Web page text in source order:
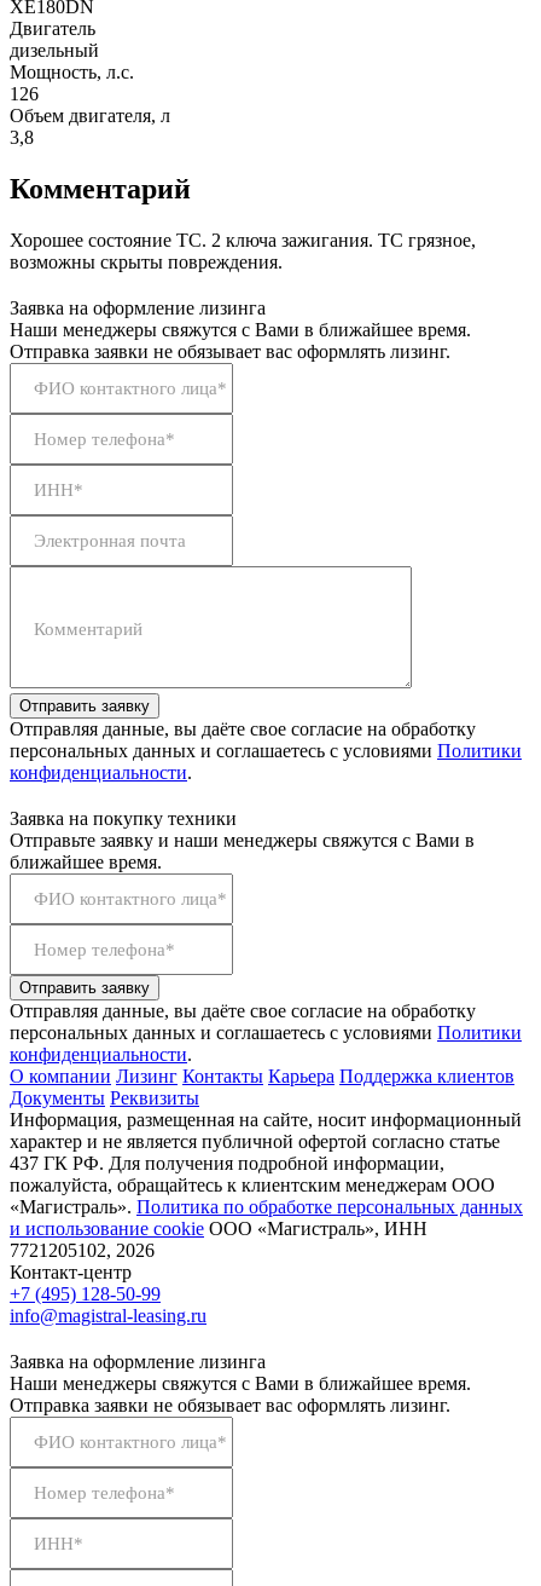
XE180DN
Двигатель
дизельный
Мощность, л.с.
126
Объем двигателя, л
3,8
Комментарий
Хорошее состояние ТС. 2 ключа зажигания. ТС грязное,
возможны скрыты повреждения.
Заявка на оформление лизинга
Наши менеджеры свяжутся с Вами в ближайшее время.
Отправка заявки не обязывает вас оформлять лизинг.
ФИО контактного лица*
Номер телефона*
ИНН*
Электронная почта
Комментарий
Отправить заявку
Отправляя данные, вы даёте свое согласие на обработку
персональных данных и соглашаетесь с условиями Политики
конфиденциальности.
Заявка на покупку техники
Отправьте заявку и наши менеджеры свяжутся с Вами в
ближайшее время.
ФИО контактного лица*
Номер телефона*
Отправить заявку
Отправляя данные, вы даёте свое согласие на обработку
персональных данных и соглашаетесь с условиями Политики
конфиденциальности.
О компании Лизинг Контакты Карьера Поддержка клиентов
Документы Реквизиты
Информация, размещенная на сайте, носит информационный
характер и не является публичной офертой согласно статье
437 ГК РФ. Для получения подробной информации,
пожалуйста, обращайтесь к клиентским менеджерам ООО
«Магистраль». Политика по обработке персональных данных
и использование сookie ООО «Магистраль», ИНН
7721205102, 2026
Контакт-центр
+7 (495) 128-50-99
info@magistral-leasing.ru
Заявка на оформление лизинга
Наши менеджеры свяжутся с Вами в ближайшее время.
Отправка заявки не обязывает вас оформлять лизинг.
ФИО контактного лица*
Номер телефона*
ИНН*